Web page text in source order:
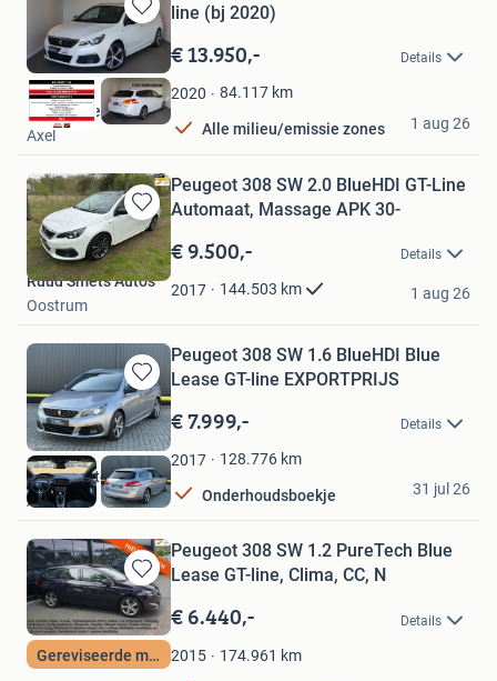
Bewaren
in
Mijn
Favorieten
line (bj 2020)
€ 13.950,- Details
2020 84.117 km
Alle milieu/emissie zones
Garage Vervaet
Axel
1 aug 26
Bewaren
in
Mijn
Favorieten
Peugeot 308 SW 2.0 BlueHDI GT-Line
Automaat, Massage APK 30-
€ 9.500,- Details
2017 144.503 km
Ruud Smets Auto's
Oostrum
1 aug 26
Bewaren
in
Mijn
Favorieten
Peugeot 308 SW 1.6 BlueHDI Blue
Lease GT-line EXPORTPRIJS
€ 7.999,- Details
2017 128.776 km
Onderhoudsboekje
Regge Autogroep
Almelo
31 jul 26
Bewaren
in
Mijn
Favorieten
Gereviseerde motor
Peugeot 308 SW 1.2 PureTech Blue
Lease GT-line, Clima, CC, N
€ 6.440,- Details
2015 174.961 km